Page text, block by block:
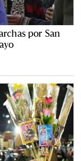
por San